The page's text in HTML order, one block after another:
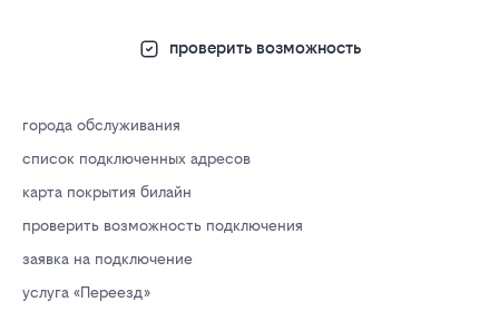
проверить возможность
города обслуживания
список подключенных адресов
карта покрытия билайн
проверить возможность подключения
заявка на подключение
услуга «Переезд»